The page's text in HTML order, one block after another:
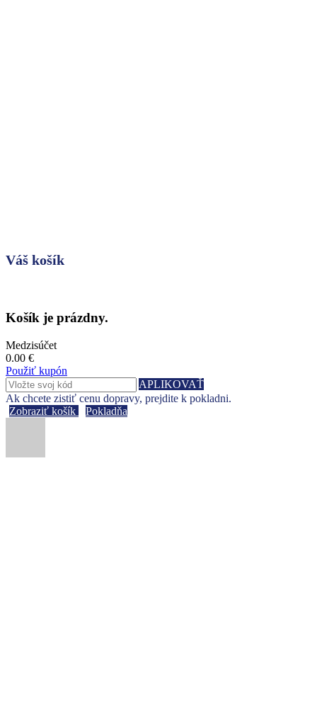
Váš košík
Košík je prázdny.
Medzisúčet
0.00 €
Použiť kupón
APLIKOVAŤ
Ak chcete zistiť cenu dopravy, prejdite k pokladni.
Zobraziť košík
Pokladňa